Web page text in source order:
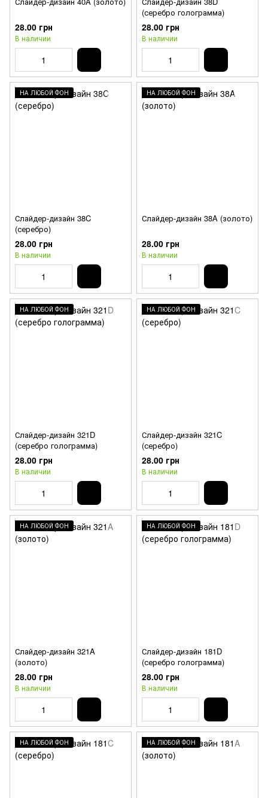
28.00 грн
В наличии
(серебро голограмма)
28.00 грн
В наличии
НА ЛЮБОЙ ФОН
Слайдер-дизайн 38C
(серебро)
28.00 грн
В наличии
НА ЛЮБОЙ ФОН
Слайдер-дизайн 38A (золото)
28.00 грн
В наличии
НА ЛЮБОЙ ФОН
Слайдер-дизайн 321D
(серебро голограмма)
28.00 грн
В наличии
НА ЛЮБОЙ ФОН
Слайдер-дизайн 321C
(серебро)
28.00 грн
В наличии
НА ЛЮБОЙ ФОН
Слайдер-дизайн 321A
(золото)
28.00 грн
В наличии
НА ЛЮБОЙ ФОН
Слайдер-дизайн 181D
(серебро голограмма)
28.00 грн
В наличии
НА ЛЮБОЙ ФОН НА ЛЮБОЙ ФОН